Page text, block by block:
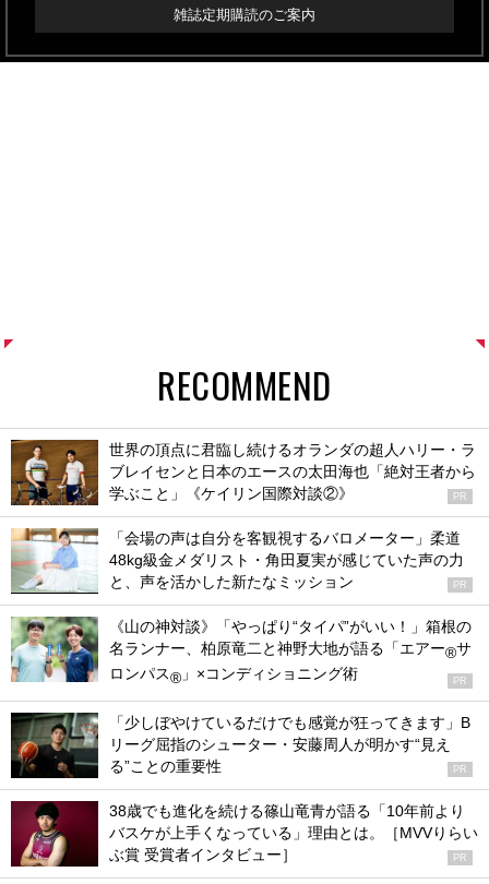
雑誌定期購読のご案内
RECOMMEND
世界の頂点に君臨し続けるオランダの超人ハリー・ラ
ブレイセンと日本のエースの太田海也「絶対王者から
学ぶこと」《ケイリン国際対談②》
PR
「会場の声は自分を客観視するバロメーター」柔道
48kg級金メダリスト・角田夏実が感じていた声の力
と、声を活かした新たなミッション
PR
《山の神対談》「やっぱり“タイパ”がいい！」箱根の
名ランナー、柏原竜二と神野大地が語る「エアー®サ
ロンパス® 」×コンディショニング術 PR
「少しぼやけているだけでも感覚が狂ってきます」B
リーグ屈指のシューター・安藤周人が明かす“見え
る”ことの重要性
PR
38歳でも進化を続ける篠山竜青が語る「10年前より
バスケが上手くなっている」理由とは。［MVVりらい
ぶ賞 受賞者インタビュー］
PR